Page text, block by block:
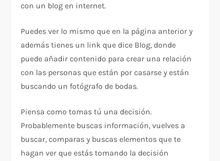
con un blog en internet.
Puedes ver lo mismo que en la página anterior y
además tienes un link que dice Blog, donde
puede añadir contenido para crear una relación
con las personas que están por casarse y están
buscando un fotógrafo de bodas.
Piensa como tomas tú una decisión.
Probablemente buscas información, vuelves a
buscar, comparas y buscas elementos que te
hagan ver que estás tomando la decisión